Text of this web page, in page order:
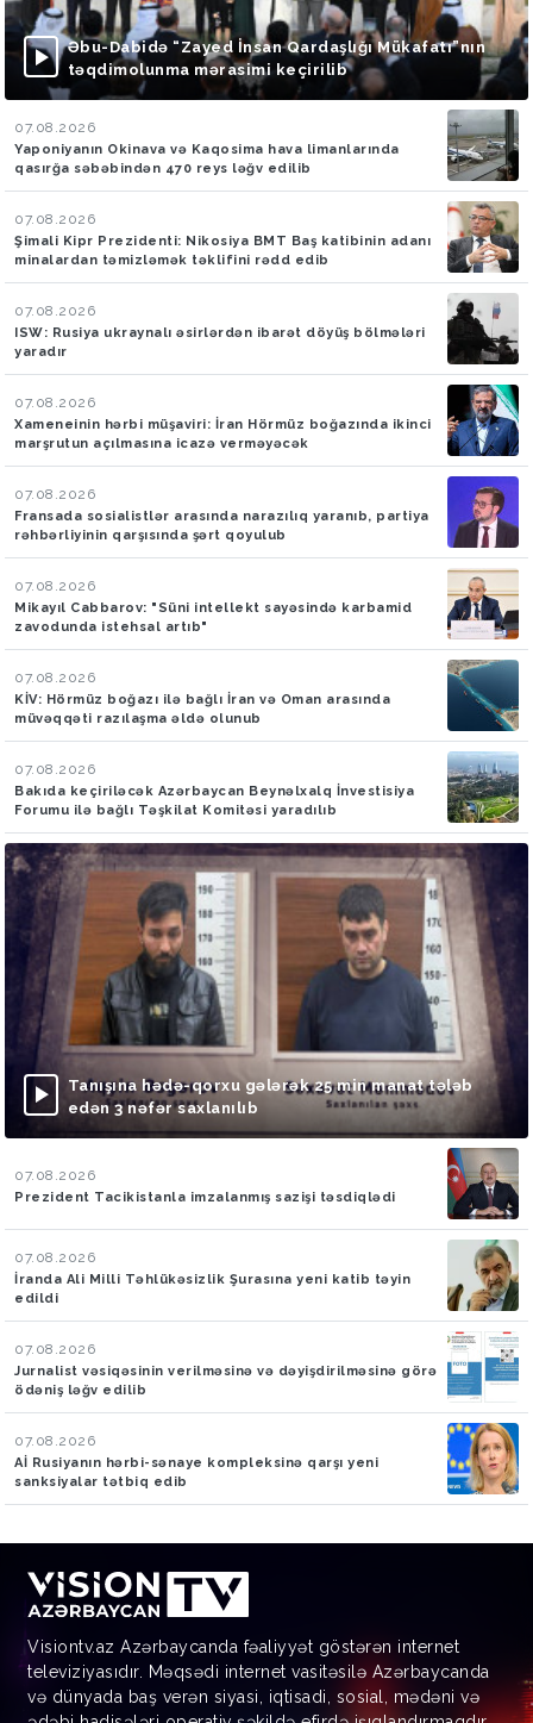
Əbu-Dabidə “Zayed İnsan Qardaşlığı Mükafatı”nın
təqdimolunma mərasimi keçirilib
07.08.2026
Yaponiyanın Okinava və Kaqosima hava limanlarında
qasırğa səbəbindən 470 reys ləğv edilib
07.08.2026
Şimali Kipr Prezidenti: Nikosiya BMT Baş katibinin adanı
minalardan təmizləmək təklifini rədd edib
07.08.2026
ISW: Rusiya ukraynalı əsirlərdən ibarət döyüş bölmələri
yaradır
07.08.2026
Xameneinin hərbi müşaviri: İran Hörmüz boğazında ikinci
marşrutun açılmasına icazə verməyəcək
07.08.2026
Fransada sosialistlər arasında narazılıq yaranıb, partiya
rəhbərliyinin qarşısında şərt qoyulub
07.08.2026
Mikayıl Cabbarov: "Süni intellekt sayəsində karbamid
zavodunda istehsal artıb"
07.08.2026
KİV: Hörmüz boğazı ilə bağlı İran və Oman arasında
müvəqqəti razılaşma əldə olunub
07.08.2026
Bakıda keçiriləcək Azərbaycan Beynəlxalq İnvestisiya
Forumu ilə bağlı Təşkilat Komitəsi yaradılıb
Tanışına hədə-qorxu gələrək 25 min manat tələb
edən 3 nəfər saxlanılıb
07.08.2026
Prezident Tacikistanla imzalanmış sazişi təsdiqlədi
07.08.2026
İranda Ali Milli Təhlükəsizlik Şurasına yeni katib təyin
edildi
07.08.2026
Jurnalist vəsiqəsinin verilməsinə və dəyişdirilməsinə görə
ödəniş ləğv edilib
07.08.2026
Aİ Rusiyanın hərbi-sənaye kompleksinə qarşı yeni
sanksiyalar tətbiq edib
Visiontv.az Azərbaycanda fəaliyyət göstərən internet
televiziyasıdır. Məqsədi internet vasitəsilə Azərbaycanda
və dünyada baş verən siyasi, iqtisadi, sosial, mədəni və